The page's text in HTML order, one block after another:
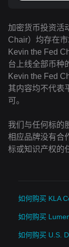
加密货币投资活
Chair）均存在
Kevin the Fed
台上线全部币种
Kevin the Fed
其内容均不代表
可。
我们与任何标的
相应品牌没有合
标或知识产权的
如何购买 KLA
如何购买
如何购买 U.S.